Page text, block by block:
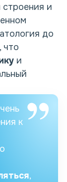
строения и
до
что
и
к
,